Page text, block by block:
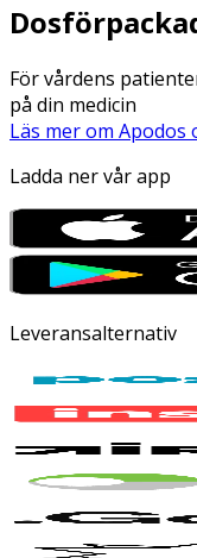
För vårdens
på din medicin
Läs mer om Apodos
Ladda ner vår app
Leveransalternativ